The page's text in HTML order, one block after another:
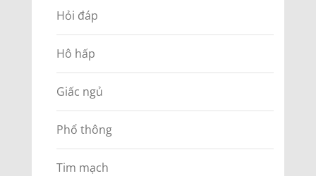
Hỏi đáp
Hô hấp
Giấc ngủ
Phổ thông
Tim mạch